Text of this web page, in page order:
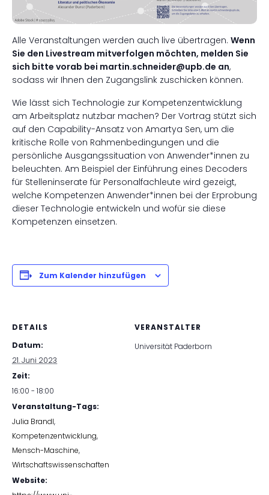
Alle Veranstaltungen werden auch live übertragen. Wenn
Sie den Livestream mitverfolgen möchten, melden Sie
sich bitte vorab bei martin.schneider@upb.de an,
sodass wir Ihnen den Zugangslink zuschicken können.
Wie lässt sich Technologie zur Kompetenzentwicklung
am Arbeitsplatz nutzbar machen? Der Vortrag stützt sich
auf den Capability-Ansatz von Amartya Sen, um die
kritische Rolle von Rahmenbedingungen und die
persönliche Ausgangssituation von Anwender*innen zu
beleuchten. Am Beispiel der Einführung eines Decoders
für Stelleninserate für Personalfachleute wird gezeigt,
welche Kompetenzen Anwender*innen bei der Erprobung
dieser Technologie entwickeln und wofür sie diese
Kompetenzen einsetzen.
Zum Kalender hinzufügen
DETAILS
Datum:
21. Juni 2023
Zeit:
16:00 - 18:00
Veranstaltung-Tags:
Julia Brandl,
Kompetenzentwicklung,
Mensch-Maschine,
Wirtschaftswissenschaften
Website:
VERANSTALTER
Universität Paderborn